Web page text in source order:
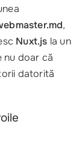
,
Nuxt.js la un
nu doar că
datorită